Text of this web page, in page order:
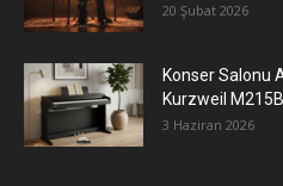
20 Şubat 2026
Konser Salonu
Kurzweil
3 Haziran 2026